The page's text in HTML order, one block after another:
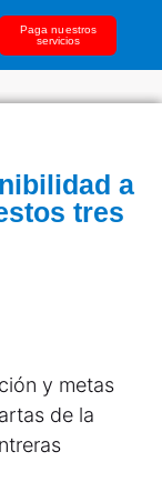
Paga nuestros
servicios
a
tres
y metas
de la